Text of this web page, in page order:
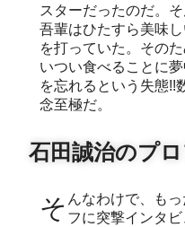
スターだったのだ。
吾輩はひたすら美味
を打っていた。その
いつい食べることに
を忘れるという失態!!
念至極だ。
石田誠治のプ
そんなわけで、もったいないが、吾輩が石田シェ フに突撃インタ